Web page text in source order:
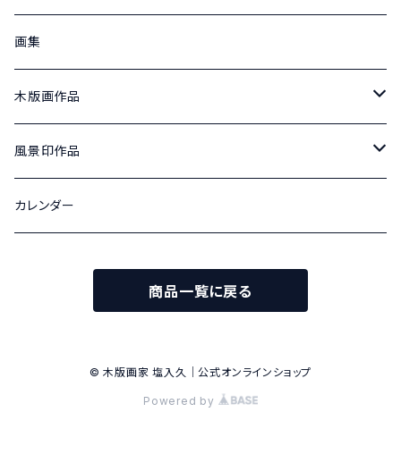
画集
木版画作品
北アルプス山麓の四季
100号
松本城の四季
風景印作品
津和郵便局風景印 原画
津和郵便局風景印記念切手
旧開智学校記念切手 蟻ケ崎郵便局風景印
カレンダー
商品一覧に戻る
© 木版画家 塩入久｜公式オンラインショップ
Powered by